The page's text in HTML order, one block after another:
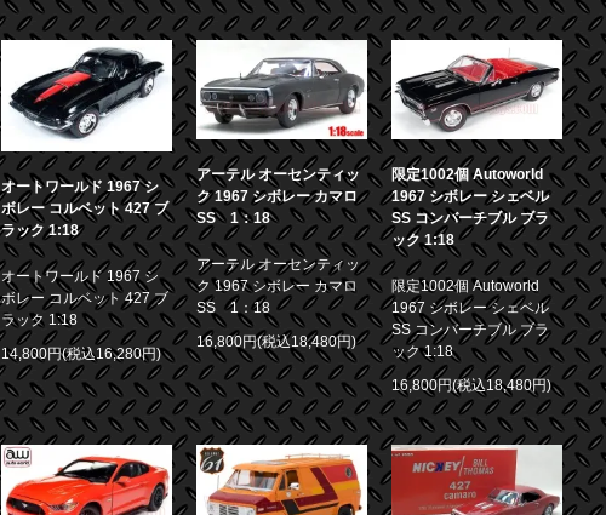
オートワールド 1967 シ
ボレー コルベット 427 ブ
ラック 1:18
オートワールド 1967 シ
ボレー コルベット 427 ブ
ラック 1:18
14,800円(税込16,280円)
アーテル オーセンティッ
ク 1967 シボレー カマロ
SS 1：18
アーテル オーセンティッ
ク 1967 シボレー カマロ
SS 1：18
16,800円(税込18,480円)
限定1002個 Autoworld
1967 シボレー シェベル
SS コンバーチブル ブラ
ック 1:18
限定1002個 Autoworld
1967 シボレー シェベル
SS コンバーチブル ブラ
ック 1:18
16,800円(税込18,480円)